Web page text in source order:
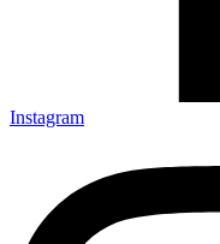
Instagram